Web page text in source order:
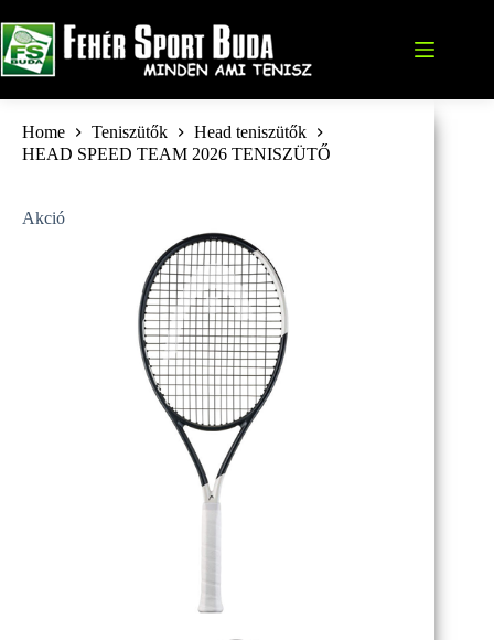
to
content
Home Teniszütők
Head teniszütők
HEAD SPEED TEAM 2026 TENISZÜTŐ
Akció